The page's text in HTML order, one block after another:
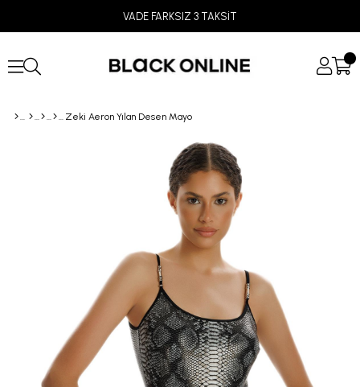
VADE FARKSIZ 3 TAKSİT
Zeki Aeron Yılan Desen Mayo